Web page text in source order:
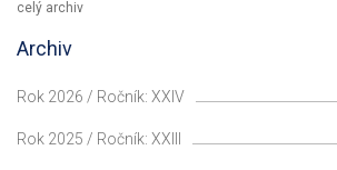
celý archiv
Archiv
Rok 2026 / Ročník: XXIV
Rok 2025 / Ročník: XXIII